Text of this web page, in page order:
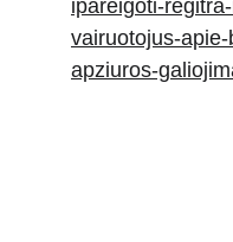
ipareigoti-
vairuotojus-
apziuros-